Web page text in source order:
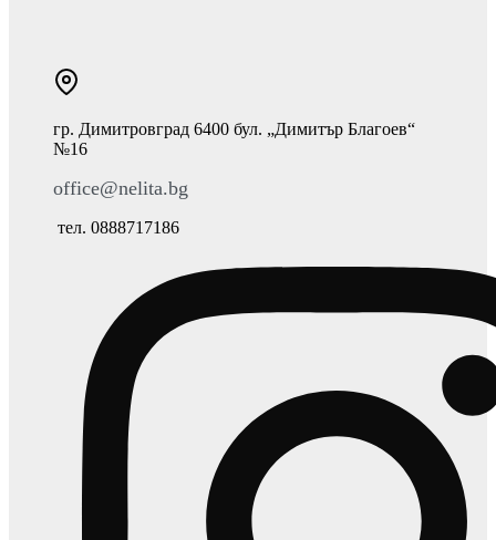
гр. Димитровград 6400 бул. „Димитър Благоев“
№16
office@nelita.bg
тел. 0888717186